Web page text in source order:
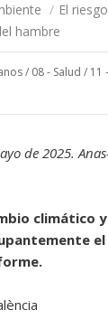
/ El
hambre
/ 08 - Salud / 11
de 2025.
climático